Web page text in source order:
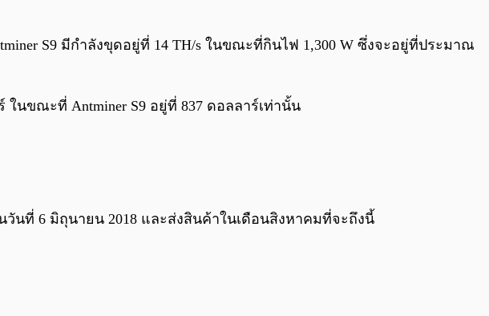
S9 มีกำลังขุดอยู่ที่ 14 TH/s ในขณะที่กินไฟ 1,300 W ซึ่งจะอยู่ที่ประมาณ
นขณะที่ Antminer S9 อยู่ที่ 837 ดอลลาร์เท่านั้น
นที่ 6 มิถุนายน 2018 และส่งสินค้าในเดือนสิงหาคมที่จะถึงนี้